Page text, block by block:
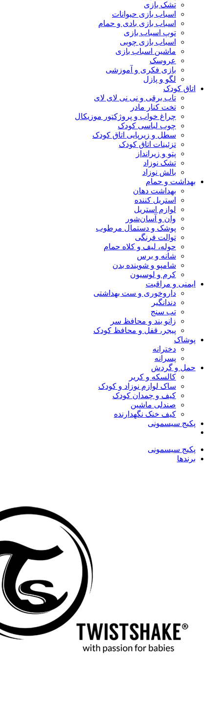
تشک بازی
اسباب بازی حیوانات
اسباب بازی بادی و حمام
توپ اسباب بازی
اسباب بازی چوبی
ماشین اسباب بازی
عروسک
بازی فکری و آموزشی
لگو و پازل
اتاق کودک
تاب برقی و نی نی لای لای
تخت کنار مادر
چراغ خواب و پروژکتور موزیکال
چوب لباسی کودک
سطل و زیرپایی اتاق کودک
تزئینات اتاق کودک
پتو و زیرانداز
تشک نوزاد
بالش نوزاد
بهداشت و حمام
بهداشت دهان
استریل کننده
لوازم استریل
وان و آسان‌شور
پوشک و دستمال مرطوب
توالت فرنگی
حوله، لیف و کلاه حمام
شانه و برس
شامپو و شوینده بدن
کرم و لوسیون
ایمنی و مراقبت
داروخوری و ست بهداشتی
دندانگیر
تب‌ سنج
زانو بند و محافظ سر
پیجر، قفل و محافظ کودک
پوشاک
دخترانه
پسرانه
حمل و گردش
کالسکه و کریر
ساک لوازم نوزاد و کودک
کیف و چمدان کودک
صندلی ماشین
کیف خنک نگهدارنده
پکیج سیسمونی
پکیج سیسمونی
برندها